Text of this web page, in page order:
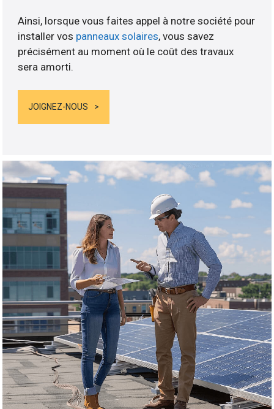
Ainsi, lorsque vous faites appel à notre société pour
installer vos panneaux solaires, vous savez
précisément au moment où le coût des travaux
sera amorti.
JOIGNEZ-NOUS